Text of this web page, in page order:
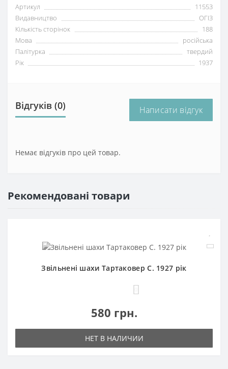
Артикул
11553
Видавництво
ОГІЗ
Кількість сторінок
188
Мова
російська
Палітурка
твердий
Рік
1937
Відгуків (0) Написати відгук
Немає відгуків про цей товар.
Рекомендовані товари
Звільнені шахи Тартаковер С. 1927 рік
580 грн.
НЕТ В НАЛИЧИИ